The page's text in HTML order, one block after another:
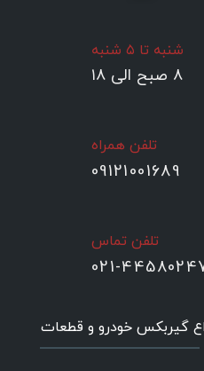
شنبه تا ۵ شنبه
۸ صبح الی ۱۸
تلفن همراه
09121001689
تلفن تماس
021-
گیربکس خودرو و قطعات